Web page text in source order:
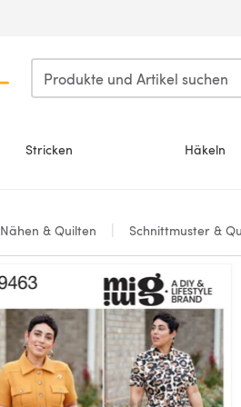
Stricken Häkeln
Nähen & Quilten Schnittmuster &